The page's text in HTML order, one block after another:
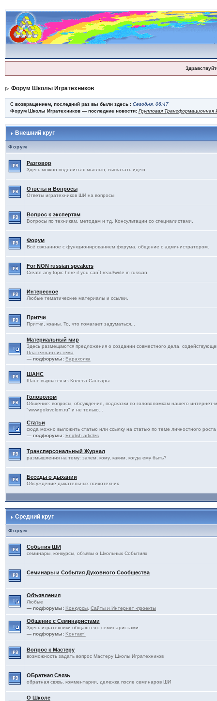
Форум Школы Игратехников
С возвращением, последний раз вы были здесь : Сегодня, 06:47
Форум Школы Игратехников — последние новости: Групповая Трансформационная
Внешний круг
Форум
Разговор
Здесь можно поделиться мыслью, высказать идею...
Ответы и Вопросы
Ответы игратехников ШИ на вопросы
Вопрос к экспертам
Вопросы по техникам, методам и тд. Консультации со специалистами.
Форум
Всё связанное с функционированием форума, общение с администратором.
For NON russian speakers
Create any topic here if you can`t read/write in russian.
Интересное
Любые тематические материалы и ссылки.
Притчи
Притчи, коаны. То, что помагает задуматься...
Материальный мир
Здесь размещаются предложения о создании совместного дела,
Платёжная система
— подфорумы: Барахолка
ШАНС
Шанс вырватся из Колеса Сансары
Головолом
Общение: вопросы, обсуждение, подсказки по головоломкам нашего интернет-
"www.golovolom.ru" и не только...
Статьи
сюда можно выложить статью или ссылку на статью по теме личностного роста
— подфорумы: English articles
Трансперсональный Журнал
размышления на тему: зачем, кому, каким, когда ему быть?
Беседы о дыхании
Обсуждение дыхательных психотехник
Средний круг
Форум
События ШИ
семинары, конкурсы, объявы о Школьных Событиях
Семинары и События Духовного Сообщества
Объявления
Любые
— подфорумы: Kонкурсы, Сайты и Интернет -проекты
Общение с Семинаристами
Здесь игратехники общаются с семинаристами
— подфорумы: Kонтакт!
Вопрос к Мастеру
возможность задать вопрос Мастеру Школы Игратехников
ОБратная Связь
обратная связь, комментарии, дележка после семинаров ШИ
О Школе